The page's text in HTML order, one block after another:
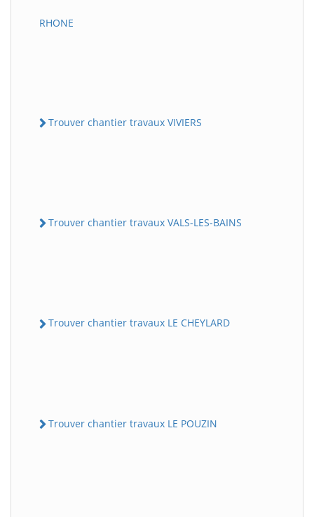
RHONE
Trouver chantier travaux VIVIERS
Trouver chantier travaux VALS-LES-BAINS
Trouver chantier travaux LE CHEYLARD
Trouver chantier travaux LE POUZIN